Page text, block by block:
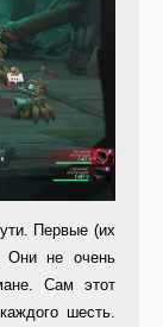
Первые (их
Они не очень
Сам этот
шесть.